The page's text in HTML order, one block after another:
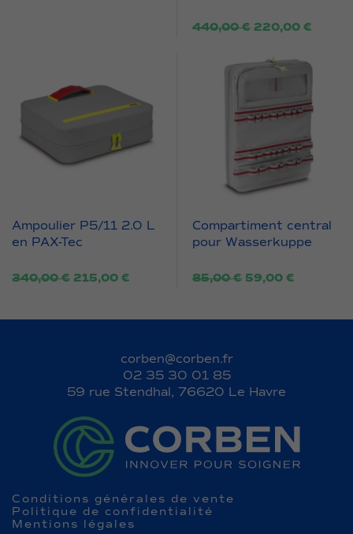
440,00€ Le
initial
était :
440,00 €.
220,00 €
Ampoulier P5/11 2.0 L
en PAX-Tec
340,00€ Le
215,00 €
Compartiment central
pour Wasserkuppe
85,00€ Le
59,00 €
corben@corben.fr
02 35 30 01 85
59 rue Stendhal, 76620 Le Havre
Conditions générales de vente
Politique de confidentialité
Mentions légales